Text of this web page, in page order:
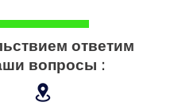
ответим
вопросы :